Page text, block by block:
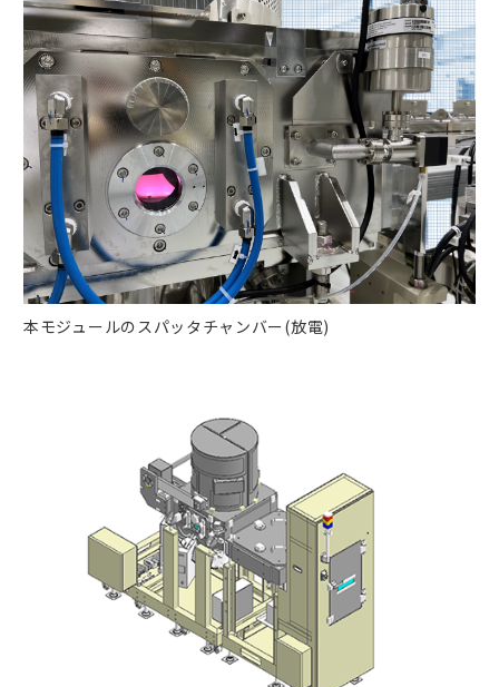
本モジュールのスパッタチャンバー(放電)